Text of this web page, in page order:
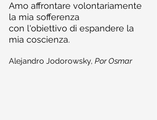
Amo affrontare volontariamente
la mia sofferenza
con l'obiettivo di espandere la
mia coscienza.
Alejandro Jodorowsky, Por Osmar